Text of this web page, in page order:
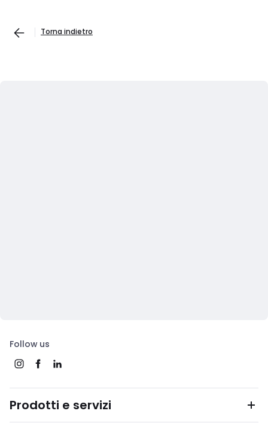
Torna indietro
Follow us
Prodotti e servizi